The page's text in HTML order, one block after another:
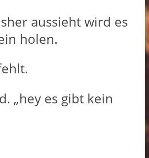
aussieht wird es
holen.
„hey es gibt kein